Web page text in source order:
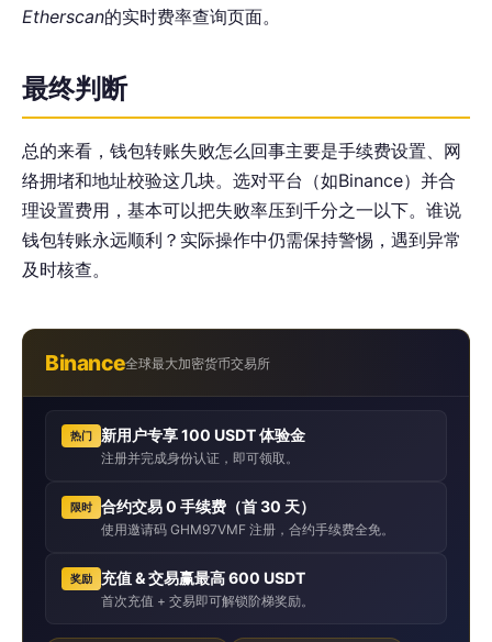
Etherscan的实时费率查询页面。
最终判断
总的来看，钱包转账失败怎么回事主要是手续费设置、网
络拥堵和地址校验这几块。选对平台（如Binance）并合
理设置费用，基本可以把失败率压到千分之一以下。谁说
钱包转账永远顺利？实际操作中仍需保持警惕，遇到异常
及时核查。
Binance全球最大加密货币交易所
热门 新用户专享 100 USDT 体验金
注册并完成身份认证，即可领取。
限时 合约交易 0 手续费（首 30 天）
使用邀请码 GHM97VMF 注册，合约手续费全免。
奖励 充值 & 交易赢最高 600 USDT
首次充值 + 交易即可解锁阶梯奖励。